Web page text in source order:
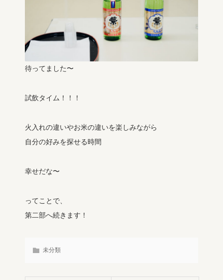
待ってました〜
試飲タイム！！！
火入れの違いやお米の違いを楽しみながら
自分の好みを探せる時間
幸せだな〜
ってことで、
第二部へ続きます！
未分類